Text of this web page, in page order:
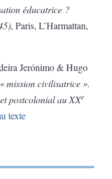
éducatrice ?
, Paris, L’Harmattan,
Jerónimo & Hugo
mission civilisatrice ».
postcolonial au XXe
texte